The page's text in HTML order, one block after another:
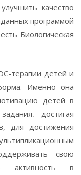
качество
программой
Биологическая
терапии детей и
Именно она
детей в
достигая
для достижения
свою
активность в